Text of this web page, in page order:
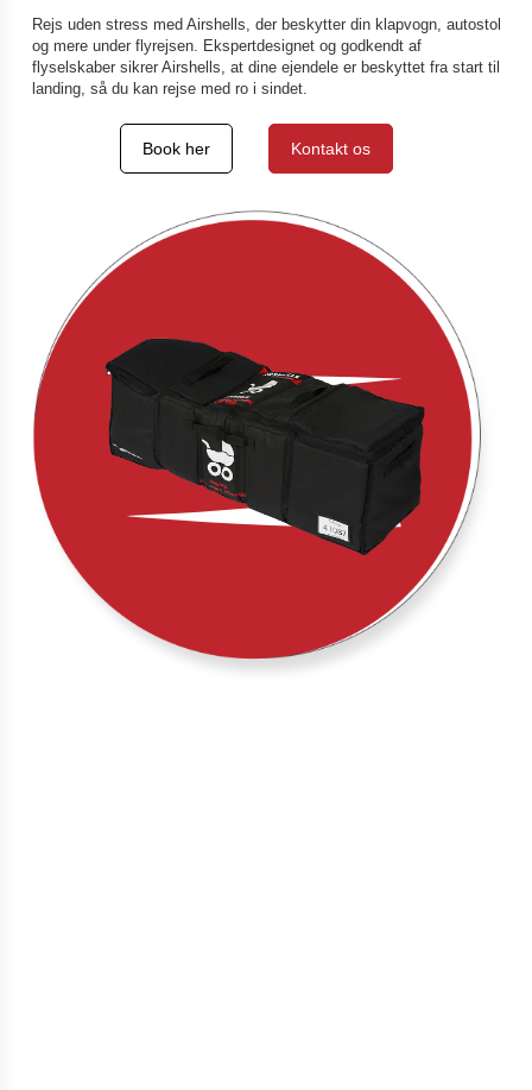
Rejs uden stress med Airshells, der beskytter din klapvogn, autostol
og mere under flyrejsen. Ekspertdesignet og godkendt af
flyselskaber sikrer Airshells, at dine ejendele er beskyttet fra start til
landing, så du kan rejse med ro i sindet.
Book her Kontakt os